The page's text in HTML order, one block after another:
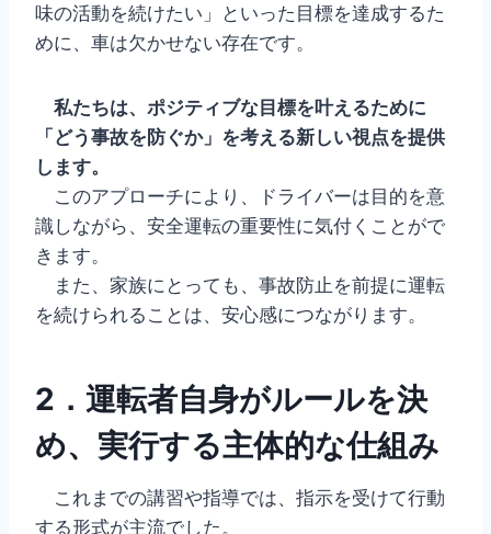
味の活動を続けたい」といった目標を達成するた
めに、車は欠かせない存在です。
私たちは、ポジティブな目標を叶えるために
「どう事故を防ぐか」を考える新しい視点を提供
します。
このアプローチにより、ドライバーは目的を意
識しながら、安全運転の重要性に気付くことがで
きます。
また、家族にとっても、事故防止を前提に運転
を続けられることは、安心感につながります。
2．運転者自身がルールを決
め、実行する主体的な仕組み
これまでの講習や指導では、指示を受けて行動
する形式が主流でした。